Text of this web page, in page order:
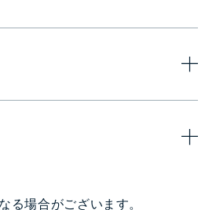
7日(1週
1,300,000
る場合がございます。